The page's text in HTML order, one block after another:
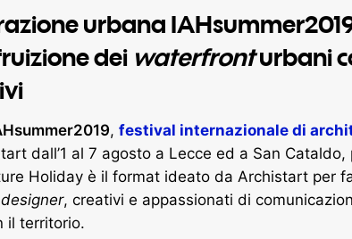
urbana
dei waterfronturbani
, festival internazionale di
dall’1 al 7 agosto a Lecce ed a San
Holiday è il format ideato da Archistart per
, creativi e appassionati di
il territorio.